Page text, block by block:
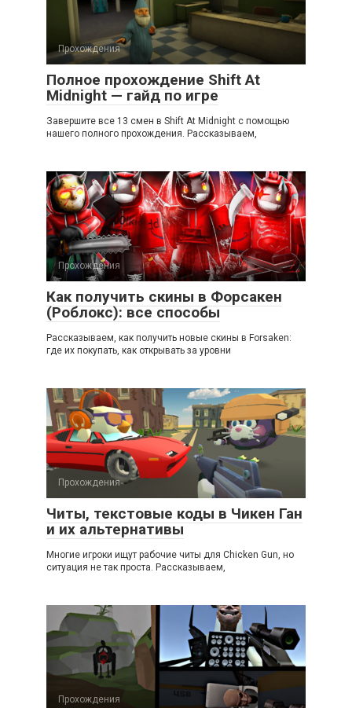
Прохождения
Полное прохождение Shift At
Midnight — гайд по игре
Завершите все 13 смен в Shift At Midnight с помощью
нашего полного прохождения. Рассказываем,
Прохождения
Как получить скины в Форсакен
(Роблокс): все способы
Рассказываем, как получить новые скины в Forsaken:
где их покупать, как открывать за уровни
Прохождения
Читы, текстовые коды в Чикен Ган
и их альтернативы
Многие игроки ищут рабочие читы для Chicken Gun, но
ситуация не так проста. Рассказываем,
Прохождения